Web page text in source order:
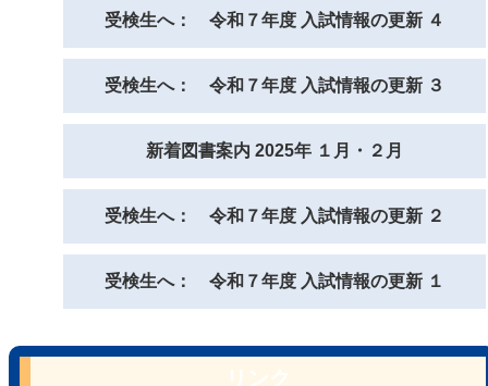
受検生へ： 令和７年度 入試情報の更新 ４
受検生へ： 令和７年度 入試情報の更新 ３
新着図書案内 2025年 １月・２月
受検生へ： 令和７年度 入試情報の更新 ２
受検生へ： 令和７年度 入試情報の更新 １